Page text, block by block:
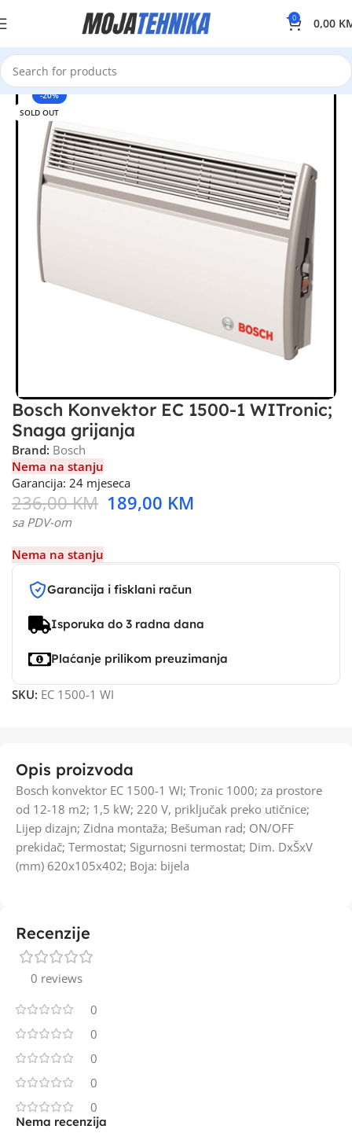
0 0,00
-20%
SOLD OUT
Bosch Konvektor EC 1500-1 WITronic;
Snaga grijanja
Brand: Bosch
Nema na stanju
Garancija: 24 mjeseca
236,00KM 189,00 KM
sa PDV-om
Nema na stanju
Garancija i fisklani račun
Isporuka do 3 radna dana
Plaćanje prilikom preuzimanja
SKU: EC 1500-1 WI
Opis proizvoda
Bosch konvektor EC 1500-1 WI; Tronic 1000; za prostore
od 12-18 m2; 1,5 kW; 220 V, priključak preko utičnice;
Lijep dizajn; Zidna montaža; Bešuman rad; ON/OFF
prekidač; Termostat; Sigurnosni termostat; Dim. DxŠxV
(mm) 620x105x402; Boja: bijela
Recenzije
0 reviews
0
0
0
0
0
Nema recenzija